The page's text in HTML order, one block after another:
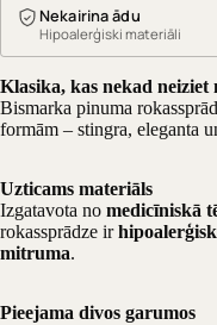
Nekairina ādu
Hipoalerģiski materiāli
Klasika, kas nekad neiziet
Bismarka pinuma
formām – stingra, eleganta
Uzticams materiāls
Izgatavota no medicīniskā
rokassprādze ir
mitruma.
Pieejama divos garumos